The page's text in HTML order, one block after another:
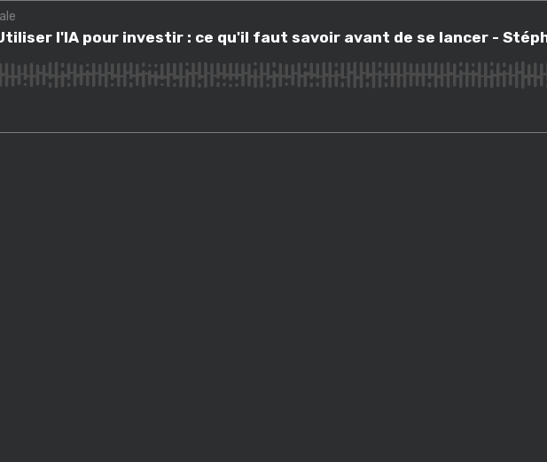
- Utiliser l'IA pour investir : ce qu'il faut savoir avant de se lancer - Stéphane Dothée
l'IA pour investir : ce qu'il faut savoir avant de se lancer -